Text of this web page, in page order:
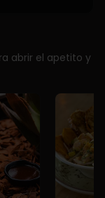
abrir el apetito y